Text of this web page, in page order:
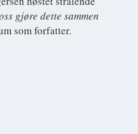
gjøre dette sammen
som forfatter.